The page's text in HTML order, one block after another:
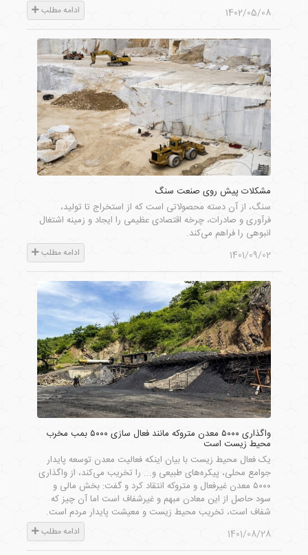
1402/05/08
ادامه مطلب
مشکلات پیش روی صنعت سنگ
سنگ، از آن دسته محصولاتی است که از استخراج تا تولید،
فرآوری و صادرات، چرخه اقتصادی عظیمی را ایجاد و زمینه اشتغال
انبوهی را فراهم می‌کند.
1401/09/02
ادامه مطلب
واگذاری ۵۰۰۰ معدن متروکه مانند فعال سازی ۵۰۰۰ بمب مخرب
محیط زیست است
یک فعال محیط زیست با بیان اینکه فعالیت معدن توسعه پایدار
جوامع محلی، پیکره‌های طبیعی و... را تخریب می‌کند، از واگذاری
۵۰۰۰ معدن غیرفعال و متروکه انتقاد کرد و گفت: بخش مالی و
سود حاصل از این معادن مبهم و غیرشفاف است اما آن چیز که
شفاف است، تخریب محیط زیست و معیشت پایدار مردم است.
1401/08/28
ادامه مطلب